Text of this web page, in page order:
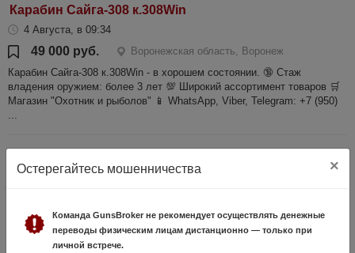
Карабин Сайга-308 к.308Win
4 Августа, в 09:34
49 000 руб.
Воронежская область, Воронеж
Карабин Сайга-308 к.308Win - в хорошем состоянии. 🔞 Стаж
владения оружием: более 3 лет 💯 Широкий ассортимент товаров 🛒
Магазин "Охотник и рыболов" 📱 WhatsApp, Viber, Telegram: +7 (950)
...
Остерегайтесь мошенничества ×
Команда GunsBroker не рекомендует осуществлять денежные
переводы физическим лицам дистанционно — только при
личной встрече.